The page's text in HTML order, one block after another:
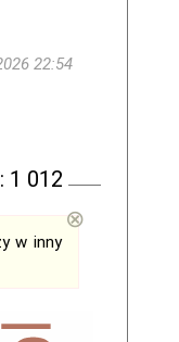
22:54
1 012
w inny
⊗